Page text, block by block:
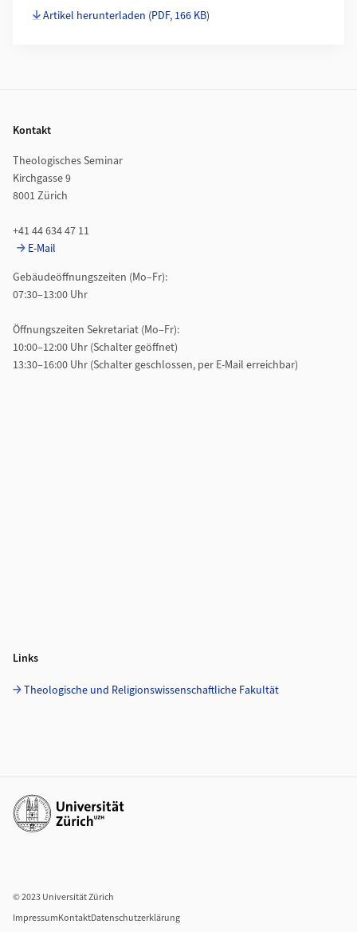
Artikel herunterladen (PDF, 166 KB)
Kontakt
Theologisches Seminar
Kirchgasse 9
8001 Zürich
+41 44 634 47 11
E-Mail
Gebäudeöffnungszeiten (Mo–Fr):
07:30–13:00 Uhr
Öffnungszeiten Sekretariat (Mo–Fr):
10:00–12:00 Uhr (Schalter geöffnet)
13:30–16:00 Uhr (Schalter geschlossen, per E-Mail erreichbar)
Links
Theologische und Religionswissenschaftliche Fakultät
Weiterführende Links
© 2023 Universität Zürich
ImpressumKontaktDatenschutzerklärung